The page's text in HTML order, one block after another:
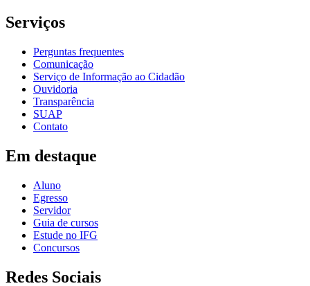
Serviços
Perguntas frequentes
Comunicação
Serviço de Informação ao Cidadão
Ouvidoria
Transparência
SUAP
Contato
Em destaque
Aluno
Egresso
Servidor
Guia de cursos
Estude no IFG
Concursos
Redes Sociais